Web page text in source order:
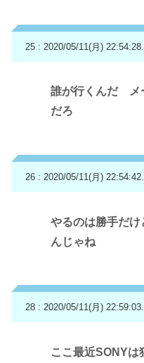
25 : 2020/05/11(月)
誰が行くんだ メ
だろ
26 : 2020/05/11(月)
やるのは勝手だ
んじゃね
28 : 2020/05/11(月)
ここ最近SONYは